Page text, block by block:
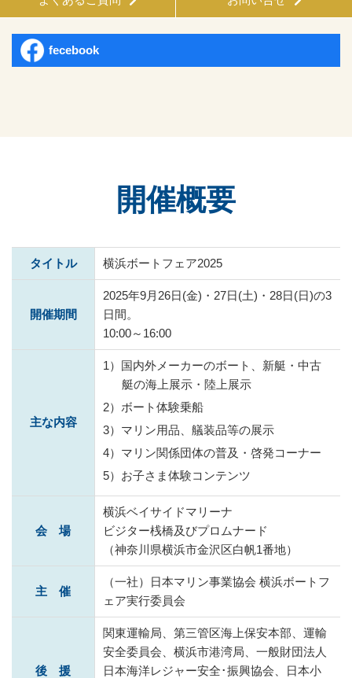
fecebook
開催概要
タイトル 横浜ボートフェア2025
開催期間
2025年9月26日(金)・27日(土)・28日(日)の3
日間。
10:00～16:00
主な内容
1）国内外メーカーのボート、新艇・中古
艇の海上展示・陸上展示
2）ボート体験乗船
3）マリン用品、艤装品等の展示
4）マリン関係団体の普及・啓発コーナー
5）お子さま体験コンテンツ
会 場
横浜ベイサイドマリーナ
ビジター桟橋及びプロムナード
（神奈川県横浜市金沢区白帆1番地）
主 催
（一社）日本マリン事業協会 横浜ボートフ
ェア実行委員会
後 援
関東運輸局、第三管区海上保安本部、運輸
安全委員会、 横浜市港湾局、一般財団法人
日本海洋レジャー安全･振興協会、
日本小